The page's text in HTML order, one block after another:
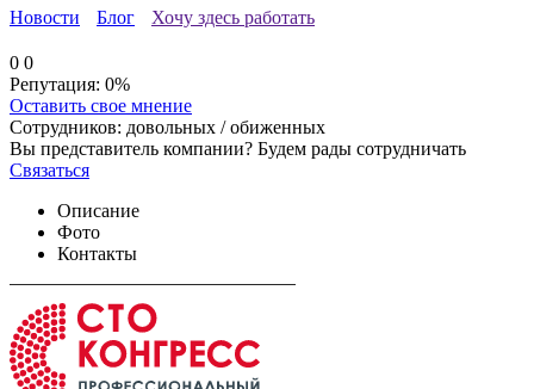
Новости Блог Хочу здесь работать
0 0
Репутация: 0%
Оставить свое мнение
Сотрудников: довольных /обиженных
Вы представитель компании? Будем рады сотрудничать
Связаться
Описание
Фото
Контакты